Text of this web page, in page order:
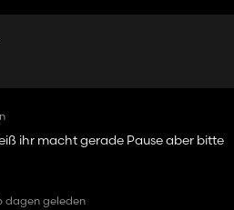
ihr macht gerade Pause aber bitte
dagen geleden